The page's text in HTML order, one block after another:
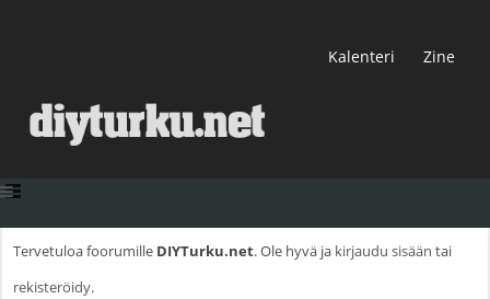
Kalenteri Zine
Tervetuloa foorumille DIYTurku.net. Ole hyvä ja kirjaudu sisään tai
rekisteröidy.